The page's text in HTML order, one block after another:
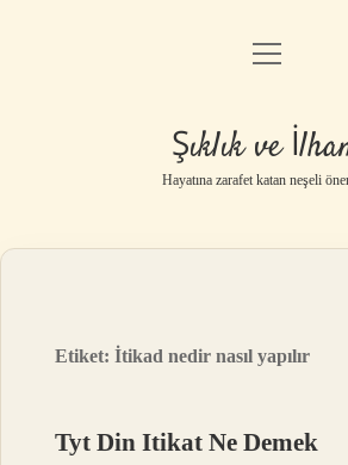
Anasayfa
Gizlilik Politikası
Yasal Uyarı
menüyü
Şıklık ve
Hayatına zarafet katan neşeli
Etiket:İtikad nedir nasıl yapılır
Tyt Din Itikat Ne Demek